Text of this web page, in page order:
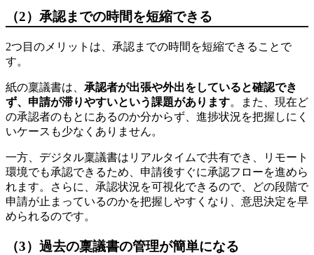
（2）承認までの時間を短縮できる
2つ目のメリットは、承認までの時間を短縮できることで
す。
紙の稟議書は、 承認者が出張や外出をしていると確認でき
ず、申請が滞りやすいという課題があります。また、現在ど
の承認者のもとにあるのか分からず、進捗状況を把握しにく
いケースも少なくありません。
一方、デジタル稟議書はリアルタイムで共有でき、リモート
環境でも承認できるため、申請後すぐに承認フローを進めら
れます。さらに、承認状況を可視化できるので、どの段階で
申請が止まっているのかを把握しやすくなり、意思決定を早
められるのです。
（3）過去の稟議書の管理が簡単になる